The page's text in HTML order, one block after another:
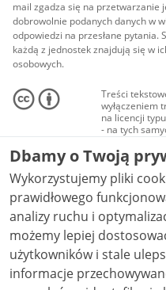
mail zgadza się na przetwarzanie
dobrowolnie podanych danych w
odpowiedzi na przesłane pytania.
każdą z jednostek znajdują się w
osobowych.
Treści
wyłączeniem
na licencji
- na tych
Materiały
audio i wideo,
Creative
niekomercyjne
NC-ND 4.0), o
Dbamy o Twoją
Wykorzystujemy pliki
prawidłowego
analizy ruchu i optymalizacji
możemy lepiej
użytkowników i stale ulepszać
informacje